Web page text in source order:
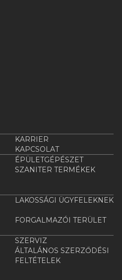
KARRIER
KAPCSOLAT
ÉPÜLETGÉPÉSZET
SZANITER TERMÉKEK
LAKOSSÁGI ÜGYFELEKNEK
FORGALMAZÓI TERÜLET
SZERVIZ
ÁLTALÁNOS SZERZŐDÉSI
FELTÉTELEK